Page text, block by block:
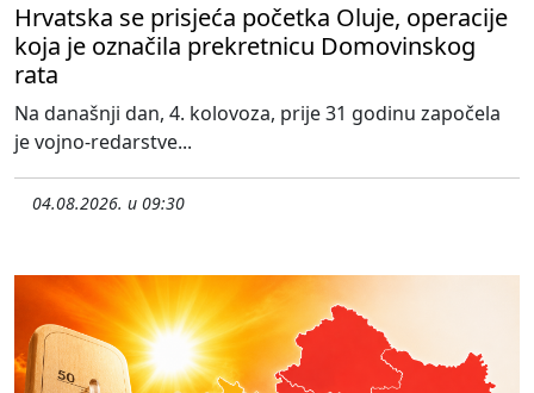
Hrvatska se prisjeća početka Oluje, operacije
koja je označila prekretnicu Domovinskog
rata
Na današnji dan, 4. kolovoza, prije 31 godinu započela
je vojno-redarstve...
04.08.2026. u 09:30